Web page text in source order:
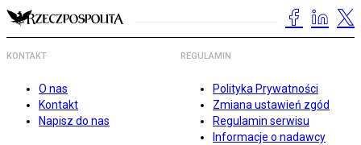
KONTAKT
O nas
Kontakt
Napisz do nas
REGULAMIN
Polityka Prywatności
Zmiana ustawień zgód
Regulamin serwisu
Informacje o nadawcy